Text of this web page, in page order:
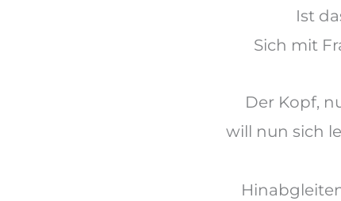
Ist
Sich mit
Der Kopf,
will nun sich